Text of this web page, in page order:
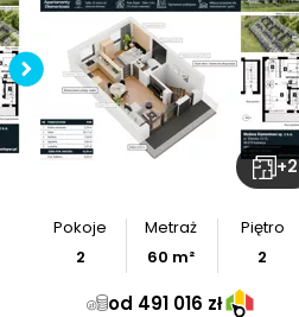
Pobierzrzut
+2
Pokoje
2
Metraż
60 m²
Piętro
2
od 491 016 zł